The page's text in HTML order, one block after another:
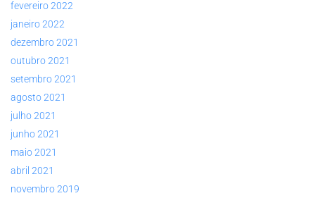
fevereiro 2022
janeiro 2022
dezembro 2021
outubro 2021
setembro 2021
agosto 2021
julho 2021
junho 2021
maio 2021
abril 2021
novembro 2019